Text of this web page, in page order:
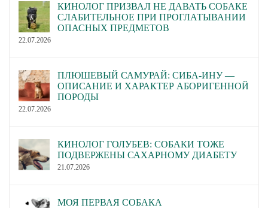
КИНОЛОГ ПРИЗВАЛ НЕ ДАВАТЬ СОБАКЕ
СЛАБИТЕЛЬНОЕ ПРИ ПРОГЛАТЫВАНИИ
ОПАСНЫХ ПРЕДМЕТОВ
22.07.2026
ПЛЮШЕВЫЙ САМУРАЙ: СИБА-ИНУ —
ОПИСАНИЕ И ХАРАКТЕР АБОРИГЕННОЙ
ПОРОДЫ
22.07.2026
КИНОЛОГ ГОЛУБЕВ: СОБАКИ ТОЖЕ
ПОДВЕРЖЕНЫ САХАРНОМУ ДИАБЕТУ
21.07.2026
МОЯ ПЕРВАЯ СОБАКА